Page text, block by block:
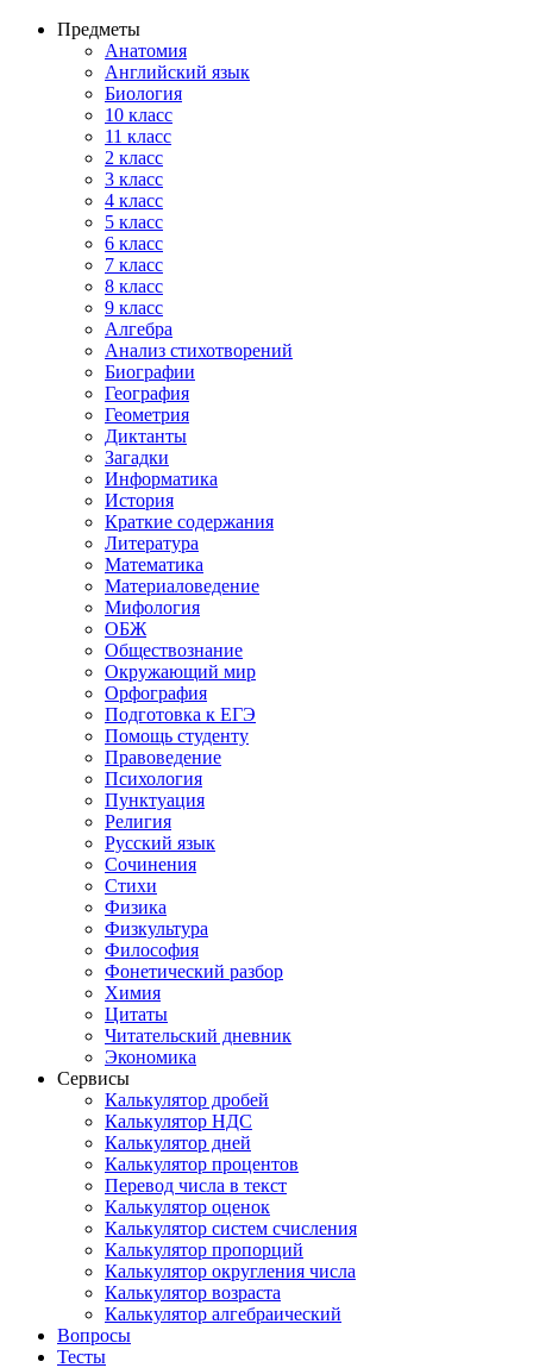
Предметы
Анатомия
Английский язык
Биология
10 класс
11 класс
2 класс
3 класс
4 класс
5 класс
6 класс
7 класс
8 класс
9 класс
Алгебра
Анализ стихотворений
Биографии
География
Геометрия
Диктанты
Загадки
Информатика
История
Краткие содержания
Литература
Математика
Материаловедение
Мифология
ОБЖ
Обществознание
Окружающий мир
Орфография
Подготовка к ЕГЭ
Помощь студенту
Правоведение
Психология
Пунктуация
Религия
Русский язык
Сочинения
Стихи
Физика
Физкультура
Философия
Фонетический разбор
Химия
Цитаты
Читательский дневник
Экономика
Сервисы
Калькулятор дробей
Калькулятор НДС
Калькулятор дней
Калькулятор процентов
Перевод числа в текст
Калькулятор оценок
Калькулятор систем счисления
Калькулятор пропорций
Калькулятор округления числа
Калькулятор возраста
Калькулятор алгебраический
Вопросы
Тесты